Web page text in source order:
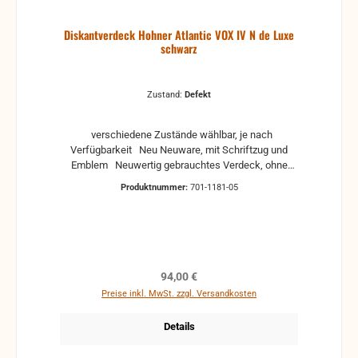
Diskantverdeck Hohner Atlantic VOX IV N de Luxe
schwarz
Zustand: Defekt
Verfügbarkeit Neu Neuware, mit Schriftzug und
Emblem Neuwertig gebrauchtes Verdeck, ohne
große Kratzer und Dellen, leichte Gebrauchsspuren
Zustand, ohne Schriftzüge und Embleme,
verschmutze oder beschädigte Gaze, kleine bis
mittlere Dellen, Kratzer, so wie Lackschäden sind
das Verdeck neu lackiert werden. Defekt defekt,
Produktnummer: 701-1181-05
Regulärer Preis:
94,00 €
Preise inkl. MwSt. zzgl. Versandkosten
Details